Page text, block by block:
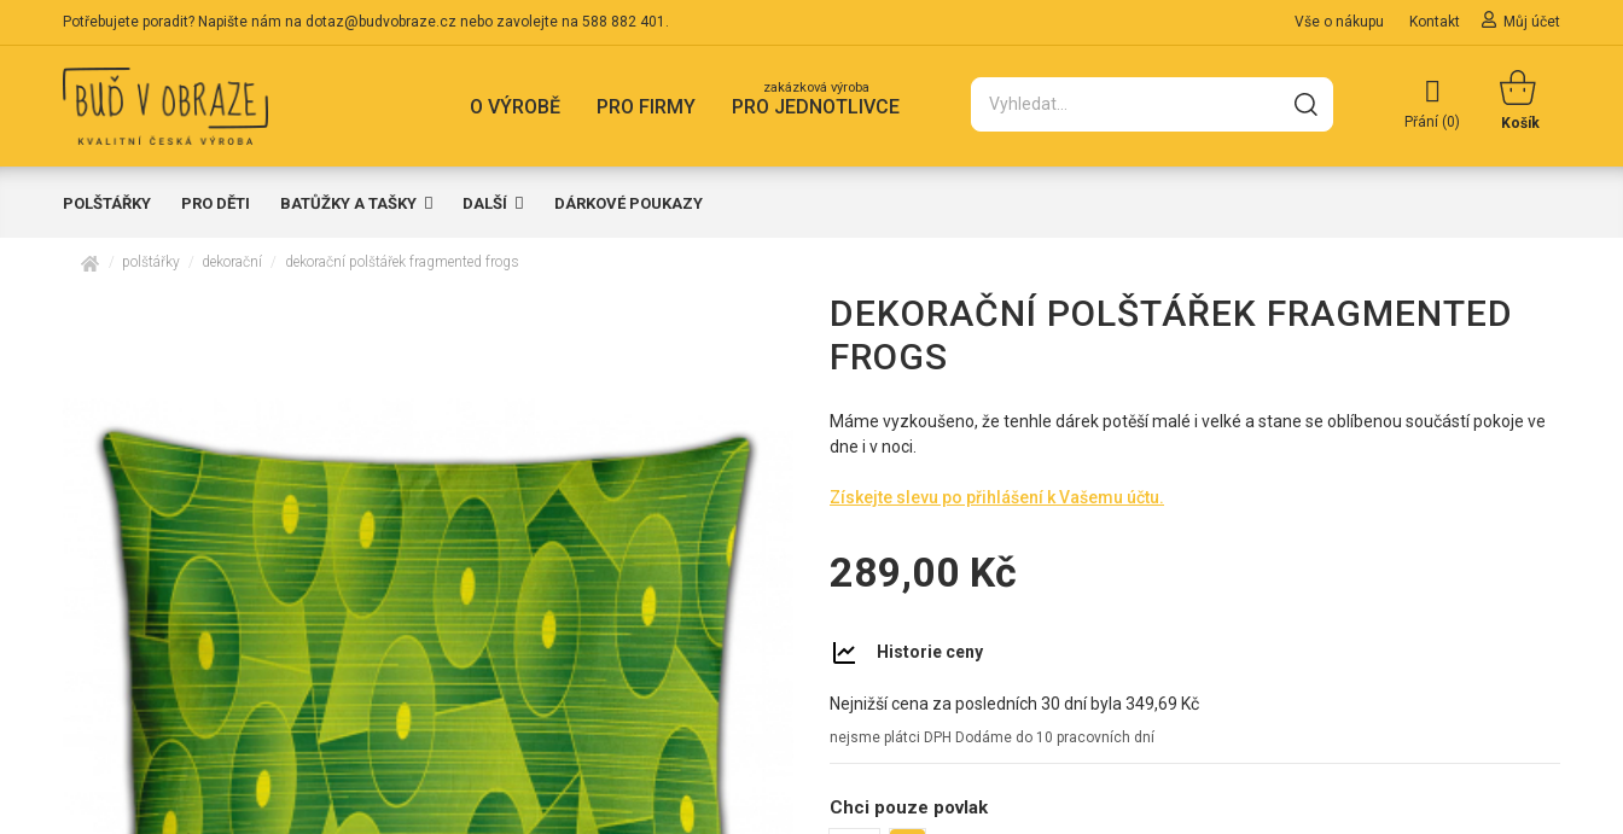
Potřebujete poradit? Napište nám na dotaz@budvobraze.cz nebo zavolejte na 588 882 401 . Vše o nákupu Kontakt Můj účet
PRO JEDNOTLIVCE
zakázková výroba
PRO FIRMY
O VÝROBĚ
Přání (0) Košík
POLŠTÁŘKY PRO DĚTI BATŮŽKY A TAŠKY DALŠÍ DÁRKOVÉ POUKAZY
domů polštářky dekorační dekorační polštářek fragmented frogs
DEKORAČNÍ POLŠTÁŘEK FRAGMENTED
FROGS
Máme vyzkoušeno, že tenhle dárek potěší malé i velké a stane se oblíbenou součástí pokoje ve
dne i v noci.
Získejte slevu po přihlášení k Vašemu účtu.
289,00 Kč
Historie ceny
Nejnižší cena za posledních 30 dní byla349,69 Kč
nejsme plátci DPH Dodáme do 10 pracovních dní
Chci pouze povlak